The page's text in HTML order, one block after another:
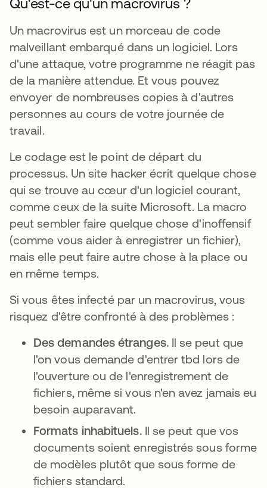
Qu'est-ce qu'un macrovirus ?
Un macrovirus est un morceau de code
malveillant embarqué dans un logiciel. Lors
d'une attaque, votre programme ne réagit pas
de la manière attendue. Et vous pouvez
envoyer de nombreuses copies à d'autres
personnes au cours de votre journée de
travail.
Le codage est le point de départ du
processus. Un site hacker écrit quelque chose
qui se trouve au cœur d'un logiciel courant,
comme ceux de la suite Microsoft. La macro
peut sembler faire quelque chose d'inoffensif
(comme vous aider à enregistrer un fichier),
mais elle peut faire autre chose à la place ou
en même temps.
Si vous êtes infecté par un macrovirus, vous
risquez d'être confronté à des problèmes :
Des demandes étranges. Il se peut que
l'on vous demande d'entrer tbd lors de
l'ouverture ou de l'enregistrement de
fichiers, même si vous n'en avez jamais eu
besoin auparavant.
Formats inhabituels. Il se peut que vos
documents soient enregistrés sous forme
de modèles plutôt que sous forme de
fichiers standard.